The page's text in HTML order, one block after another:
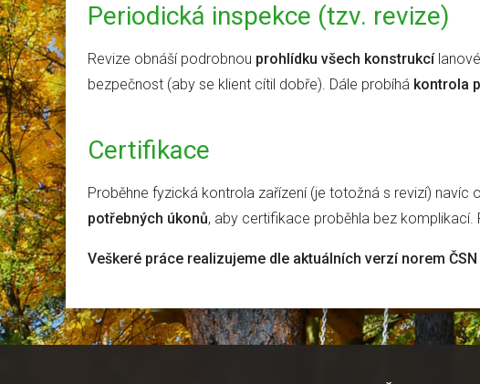
Periodická inspekce (tzv. revize)
Revize obnáší podrobnou prohlídku všech konstrukcí
bezpečnost (aby se klient cítil dobře). Dále probíhá kontrola
Certifikace
Proběhne fyzická kontrola zařízení (je totožná s revizí)
potřebných úkonů, aby certifikace proběhla bez
Veškeré práce realizujeme dle aktuálních verzí norem ČSN